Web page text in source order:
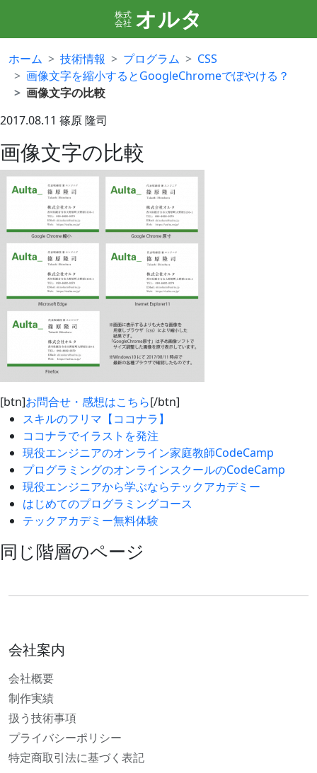
株式
会社 オルタ
ホーム 技術情報 プログラム
CSS
画像文字を縮小するとGoogleChromeでぼやける？
画像文字の比較
2017.08.11 篠原 隆司
画像文字の比較
[btn]お問合せ・感想はこちら[/btn]
スキルのフリマ【ココナラ】
ココナラでイラストを発注
現役エンジニアのオンライン家庭教師CodeCamp
プログラミングのオンラインスクールのCodeCamp
現役エンジニアから学ぶならテックアカデミー
はじめてのプログラミングコース
テックアカデミー無料体験
同じ階層のページ
会社案内
会社概要
制作実績
扱う技術事項
プライバシーポリシー
特定商取引法に基づく表記